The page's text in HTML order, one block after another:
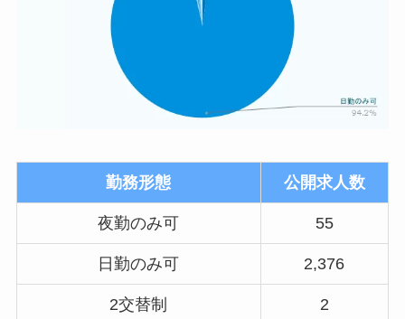
勤務形態 公開求人数
夜勤のみ可 55
日勤のみ可 2,376
2交替制 2